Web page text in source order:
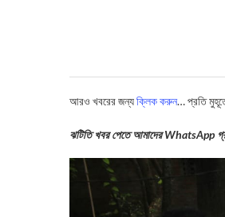
আরও খবরের জন্যক্লিক করুন… প্রতি
ঝটিতি খবর পেতে আমাদের WhatsApp